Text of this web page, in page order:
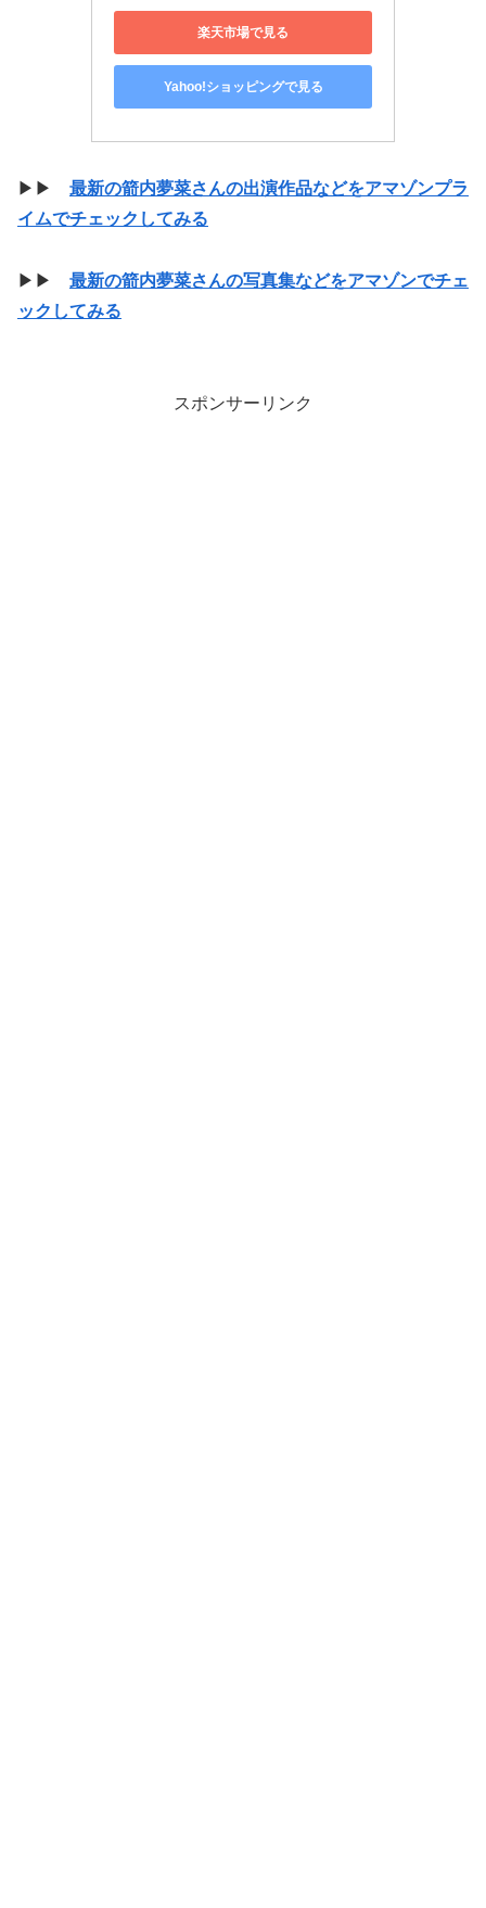
楽天市場で見る
Yahoo!ショッピングで見る
▶▶ 最新の箭内夢菜さんの出演作品などをアマゾンプラ
イムでチェックしてみる
▶▶ 最新の箭内夢菜さんの写真集などをアマゾンでチェ
ックしてみる
スポンサーリンク